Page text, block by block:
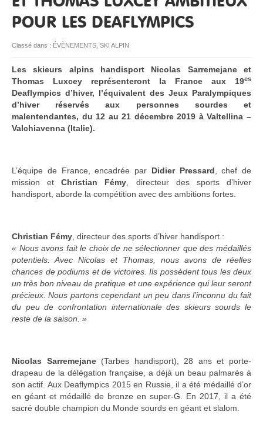
RESSOURCES
POUR LES DEAFLYMPICS
Classé dans : ÉVÈNEMENTS SKI ALPIN
Les skieurs alpins handisport Nicolas Sarremejane et
Thomas Luxcey représenteront la France aux 19es
Deaflympics d’hiver, l’équivalent des Jeux Paralympiques
d’hiver réservés aux personnes sourdes et
malentendantes, du 12 au 21 décembre 2019 à Valtellina –
Valchiavenna (Italie).
L’équipe de France, encadrée par Didier Pressard , chef de
mission etChristian Fémy , directeur des sports d’hiver
handisport, aborde la compétition avec des ambitions fortes.
Christian Fémy , directeur des sports d’hiver handisport :
« Nous avons fait le choix de ne sélectionner que des médaillés
potentiels. Avec Nicolas et Thomas, nous avons de réelles
chances de podiums et de victoires. Ils possèdent tous les deux
un très bon niveau de pratique et une expérience qui leur seront
précieux. Nous partons cependant un peu dans l’inconnu du fait
du peu de confrontation internationale des skieurs sourds le
reste de la saison. »
Nicolas Sarremejane (Tarbes handisport), 28 ans et porte-
drapeau de la délégation française, a déjà un beau palmarès à
son actif. Aux Deaflympics 2015 en Russie, il a été médaillé d’or
en géant et médaillé de bronze en super-G. En 2017, il a été
sacré double champion du Monde sourds en géant et slalom.